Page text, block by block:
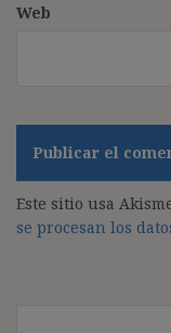
Web
Este sitio usa
se procesan los